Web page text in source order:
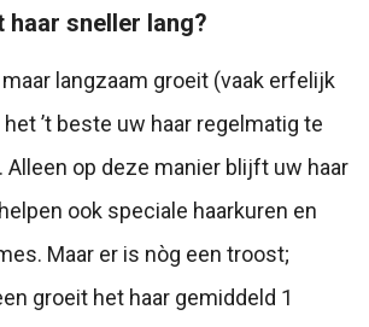
haar sneller lang?
langzaam groeit (vaak erfelijk
’t beste uw haar regelmatig te
Alleen op deze manier blijft uw haar
ook speciale haarkuren en
Maar er is nòg een troost;
groeit het haar gemiddeld 1